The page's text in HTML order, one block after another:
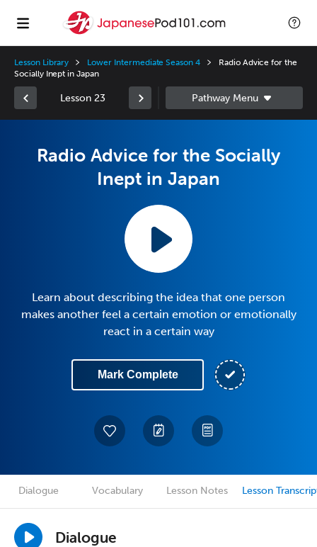
Lesson Library Lower Intermediate Season 4
Radio Advice for the
Socially Inept in Japan
Lesson 23
Radio Advice for the Socially
Inept in Japan
Learn about describing the idea that one person
makes another feel a certain emotion or emotionally
react in a certain way
Mark Complete
Dialogue Vocabulary Lesson Notes Lesson
Dialogue